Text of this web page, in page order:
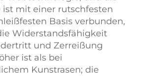
ist mit einer rutschfesten
Basis verbunden,
Widerstandsfähigkeit
und Zerreißung
ist als bei
Kunstrasen; die